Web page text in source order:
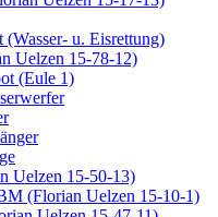
(Wasser- u. Eisrettung)
Uelzen 15-78-12)
(Eule 1)
Uelzen 15-50-13)
(Florian Uelzen 15-10-1)